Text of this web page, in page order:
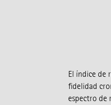
El índice de
fidelidad
espectro de